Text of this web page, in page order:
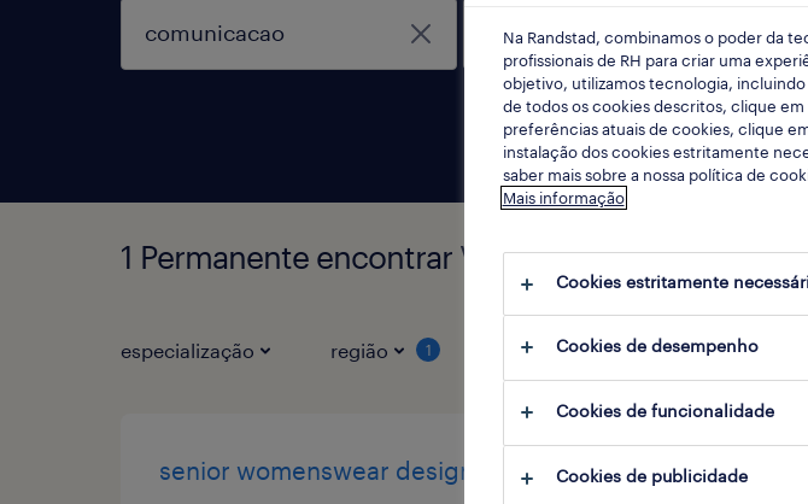
1 Permanente encontrar Vila do Conde, Porto
especialização região 1 tipo de contrato 1
senior womenswear designer
Na Randstad, combinamos o poder da
profissionais de RH para criar uma
objetivo, utilizamos tecnologia,
de todos os cookies descritos, clique em
preferências atuais de cookies, clique
instalação dos cookies estritamente
saber mais sobre a nossa política de
Mais informação
Cookies estritamente
Cookies de desempenho
Cookies de funcionalidade
Cookies de publicidade